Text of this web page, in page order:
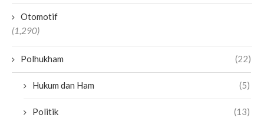
Otomotif
(1,290)
Polhukham (22)
Hukum dan Ham (5)
Politik (13)